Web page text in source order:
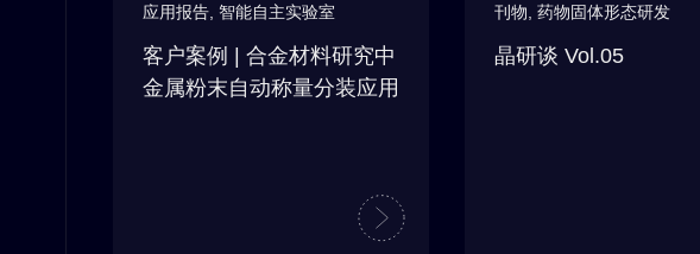
应用报告, 智能自主实验室
客户案例 | 合金材料研究中
金属粉末自动称量分装应用
刊物 药物固体形态研发
晶研谈 Vol.05